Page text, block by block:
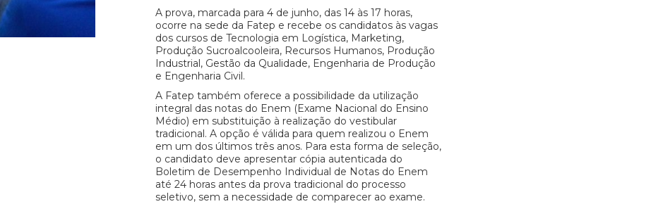
A prova, marcada para 4 de junho, das 14 às 17 horas,
ocorre na sede da Fatep e recebe os candidatos às vagas
dos cursos de Tecnologia em Logística, Marketing,
Produção Sucroalcooleira, Recursos Humanos, Produção
Industrial, Gestão da Qualidade, Engenharia de Produção
e Engenharia Civil.
A Fatep também oferece a possibilidade da utilização
integral das notas do Enem (Exame Nacional do Ensino
Médio) em substituição à realização do vestibular
tradicional. A opção é válida para quem realizou o Enem
em um dos últimos três anos. Para esta forma de seleção,
o candidato deve apresentar cópia autenticada do
Boletim de Desempenho Individual de Notas do Enem
até 24 horas antes da prova tradicional do processo
seletivo, sem a necessidade de comparecer ao exame.